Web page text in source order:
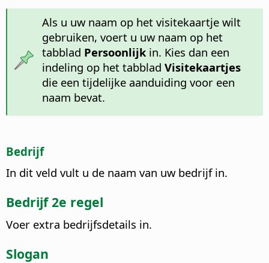
Als u uw naam op het visitekaartje wilt
gebruiken, voert u uw naam op het
tabblad Persoonlijkin. Kies dan een
indeling op het tabblad Visitekaartjes
die een tijdelijke aanduiding voor een
naam bevat.
Bedrijf
In dit veld vult u de naam van uw bedrijf in.
Bedrijf 2e regel
Voer extra bedrijfsdetails in.
Slogan